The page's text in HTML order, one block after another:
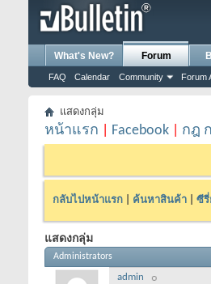
What's New? Forum
FAQ Calendar Community Forum
แสดงกลุ่ม
หน้าแรก Facebook กฎ
กลับไปหน้าแรก ค้นหาสินค้า ซีรี่
แสดงกลุ่ม
Administrators
admin